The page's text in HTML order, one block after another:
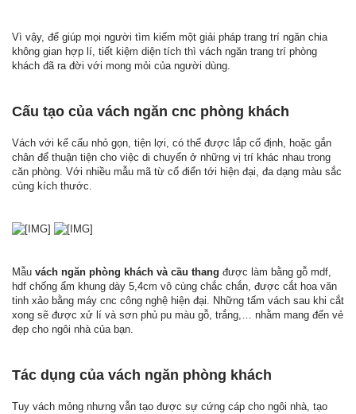
Vì vậy, để giúp mọi người tìm kiếm một giải pháp trang trí ngăn chia
không gian hợp lí, tiết kiệm diện tích thì vách ngăn trang trí phòng
khách đã ra đời với mong mỏi của người dùng.
Cấu tạo của vách ngăn cnc phòng khách
Vách với kế cấu nhỏ gọn, tiện lợi, có thể được lắp cố định, hoặc gắn
chân để thuận tiện cho việc di chuyển ở những vị trí khác nhau trong
căn phòng. Với nhiều mẫu mã từ cổ điển tới hiện đại, đa dạng màu sắc
cùng kích thước.
Mẫu vách ngăn phòng khách và cầu thang được làm bằng gỗ mdf,
hdf chống ẩm khung dày 5,4cm vô cùng chắc chắn, được cắt hoa văn
tinh xảo bằng máy cnc công nghệ hiện đại. Những tấm vách sau khi cắt
xong sẽ được xử lí và sơn phủ pu màu gỗ, trắng,… nhằm mang đến vẻ
đẹp cho ngôi nhà của bạn.
Tác dụng của vách ngăn phòng khách
Tuy vách mỏng nhưng vẫn tạo được sự cứng cáp cho ngôi nhà, tạo